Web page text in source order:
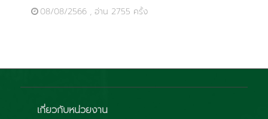
08/08/2566 , อ่าน 2755 ครั้ง
เกี่ยวกับหน่วยงาน